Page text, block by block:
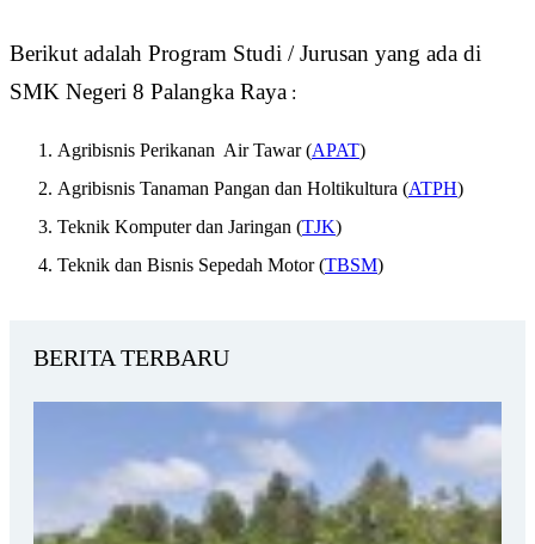
Berikut adalah Program Studi / Jurusan yang ada di
SMK Negeri 8 Palangka Raya :
Agribisnis Perikanan Air Tawar (APAT)
Agribisnis Tanaman Pangan dan Holtikultura (ATPH)
Teknik Komputer dan Jaringan (TJK)
Teknik dan Bisnis Sepedah Motor (TBSM)
BERITA TERBARU